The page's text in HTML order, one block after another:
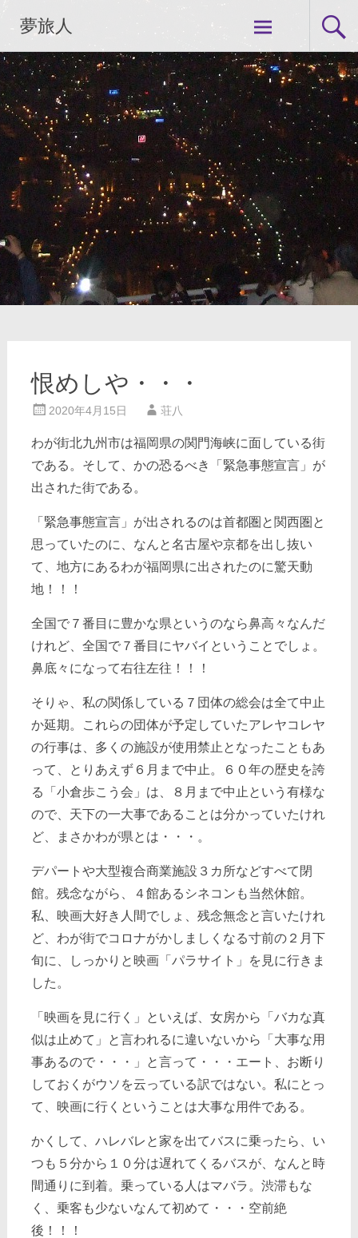
ン
ツ
へ
ス
キ
ッ
プ
夢旅人
恨めしや・・・
2020年4月15日 荘八
わが街北九州市は福岡県の関門海峡に面している街
である。そして、かの恐るべき「緊急事態宣言」が
出された街である。
「緊急事態宣言」が出されるのは首都圏と関西圏と
思っていたのに、なんと名古屋や京都を出し抜い
て、地方にあるわが福岡県に出されたのに驚天動
地！！！
全国で７番目に豊かな県というのなら鼻高々なんだ
けれど、全国で７番目にヤバイということでしょ。
鼻底々になって右往左往！！！
そりゃ、私の関係している７団体の総会は全て中止
か延期。これらの団体が予定していたアレヤコレヤ
の行事は、多くの施設が使用禁止となったこともあ
って、とりあえず６月まで中止。６０年の歴史を誇
る「小倉歩こう会」は、８月まで中止という有様な
ので、天下の一大事であることは分かっていたけれ
ど、まさかわが県とは・・・。
デパートや大型複合商業施設３カ所などすべて閉
館。残念ながら、４館あるシネコンも当然休館。
私、映画大好き人間でしょ、残念無念と言いたけれ
ど、わが街でコロナがかしましくなる寸前の２月下
旬に、しっかりと映画「パラサイト」を見に行きま
した。
「映画を見に行く」といえば、女房から「バカな真
似は止めて」と言われるに違いないから「大事な用
事あるので・・・」と言って・・・エート、お断り
しておくがウソを云っている訳ではない。私にとっ
て、映画に行くということは大事な用件である。
かくして、ハレバレと家を出てバスに乗ったら、い
つも５分から１０分は遅れてくるバスが、なんと時
間通りに到着。乗っている人はマバラ。渋滞もな
く、乗客も少ないなんて初めて・・・空前絶
後！！！